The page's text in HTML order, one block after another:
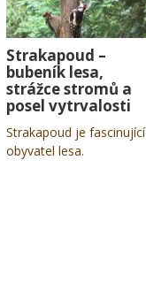
Strakapoud –
bubeník lesa,
strážce stromů a
posel vytrvalosti
Strakapoud je fascinující
obyvatel lesa.